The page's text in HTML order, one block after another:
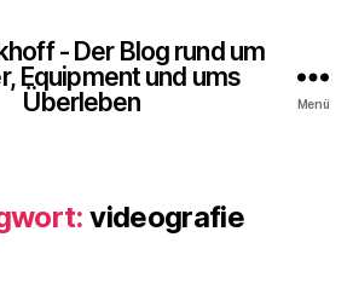
- Der Blog rund um
Equipment und ums
Überleben
Menü
videografie